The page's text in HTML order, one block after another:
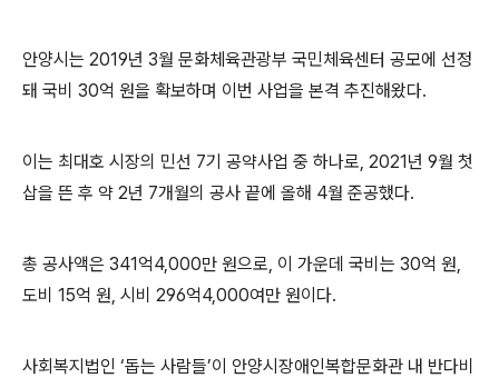
안양시는 2019년 3월 문화체육관광부 국민체육센터 공모에 선정
돼 국비 30억 원을 확보하며 이번 사업을 본격 추진해왔다.
이는 최대호 시장의 민선 7기 공약사업 중 하나로, 2021년 9월 첫
삽을 뜬 후 약 2년 7개월의 공사 끝에 올해 4월 준공했다.
총 공사액은 341억4,000만 원으로, 이 가운데 국비는 30억 원,
도비 15억 원, 시비 296억4,000여만 원이다.
사회복지법인 ‘돕는 사람들’이 안양시장애인복합문화관 내 반다비